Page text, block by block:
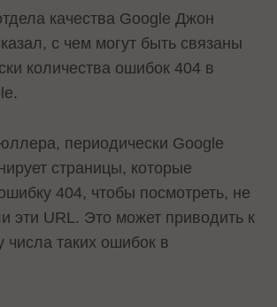
качества Google Джон
с чем могут быть связаны
количества ошибок 404 в
периодически Google
страницы, которые
404, чтобы посмотреть, не
эти URL. Это может приводить к
числа таких ошибок в